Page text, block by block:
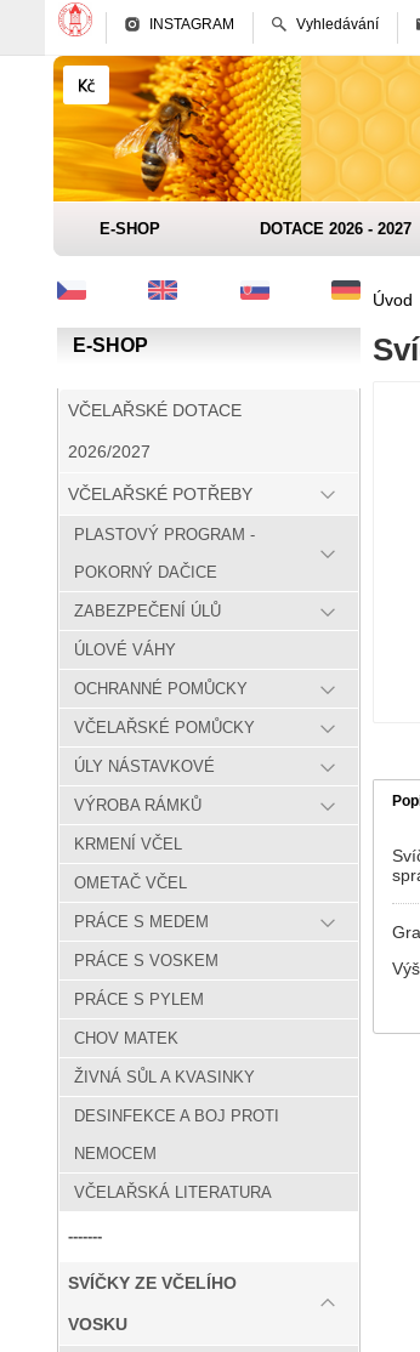
INSTAGRAM Vyhledávání
E-SHOP DOTACE 2026 - 2027
E-SHOP
VČELAŘSKÉ DOTACE
2026/2027
VČELAŘSKÉ POTŘEBY
PLASTOVÝ PROGRAM -
POKORNÝ DAČICE
ZABEZPEČENÍ ÚLŮ
ÚLOVÉ VÁHY
OCHRANNÉ POMŮCKY
VČELAŘSKÉ POMŮCKY
ÚLY NÁSTAVKOVÉ
VÝROBA RÁMKŮ
KRMENÍ VČEL
OMETAČ VČEL
PRÁCE S MEDEM
PRÁCE S VOSKEM
PRÁCE S PYLEM
CHOV MATEK
ŽIVNÁ SŮL A KVASINKY
DESINFEKCE A BOJ PROTI
NEMOCEM
VČELAŘSKÁ LITERATURA
-------
SVÍČKY ZE VČELÍHO
VOSKU
Úvod